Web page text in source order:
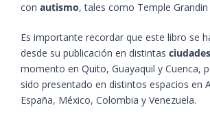
con autismo, tales como Temple Grandin
Es importante recordar que este libro se
desde su publicación en distintas ciudades
momento en Quito, Guayaquil y Cuenca,
sido presentado en distintos espacios en
España, México, Colombia y Venezuela.